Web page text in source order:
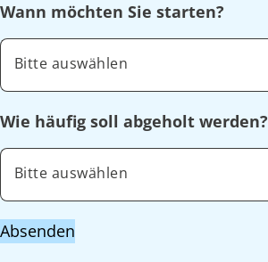
Wann möchten Sie starten?
Bitte auswählen
Wie häufig soll abgeholt werden?
Bitte auswählen
Absenden